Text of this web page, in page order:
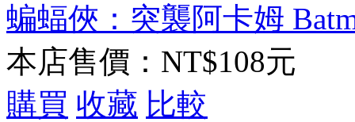
蝙蝠俠：突襲阿卡姆
本店售價： NT$108元
購買 收藏 比較